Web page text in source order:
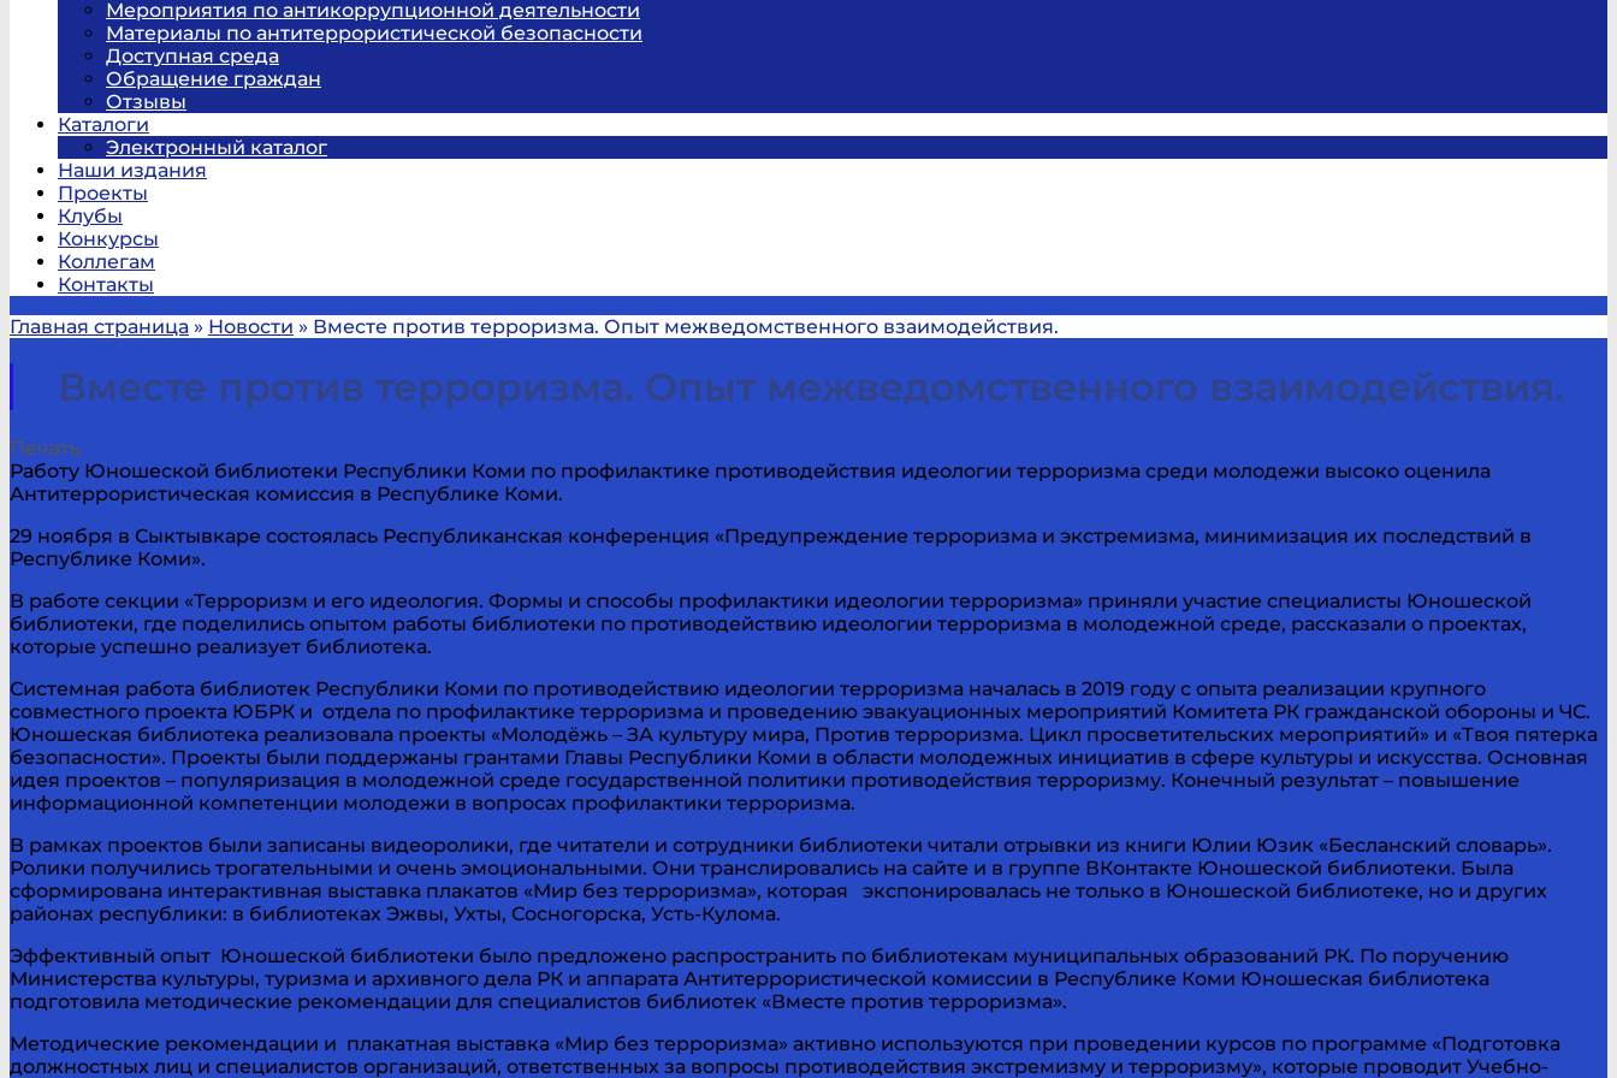
Мероприятия по антикоррупционной деятельности
Материалы по антитеррористической безопасности
Доступная среда
Обращение граждан
Отзывы
Каталоги
Электронный каталог
Наши издания
Проекты
Клубы
Конкурсы
Коллегам
Контакты
Главная страница » Новости » Вместе против терроризма. Опыт межведомственного взаимодействия.
Вместе против терроризма. Опыт межведомственного взаимодействия.
Печать
Работу Юношеской библиотеки Республики Коми по профилактике противодействия идеологии терроризма среди молодежи высоко оценила
Антитеррористическая комиссия в Республике Коми.
29 ноября в Сыктывкаре состоялась Республиканская конференция «Предупреждение терроризма и экстремизма, минимизация их последствий в
Республике Коми».
В работе секции «Терроризм и его идеология. Формы и способы профилактики идеологии терроризма» приняли участие специалисты Юношеской
библиотеки, где поделились опытом работы библиотеки по противодействию идеологии терроризма в молодежной среде, рассказали о проектах,
которые успешно реализует библиотека.
Системная работа библиотек Республики Коми по противодействию идеологии терроризма началась в 2019 году с опыта реализации крупного
совместного проекта ЮБРК и отдела по профилактике терроризма и проведению эвакуационных мероприятий Комитета РК гражданской обороны и ЧС.
Юношеская библиотека реализовала проекты «Молодёжь – ЗА культуру мира, Против терроризма. Цикл просветительских мероприятий» и «Твоя пятерка
безопасности». Проекты были поддержаны грантами Главы Республики Коми в области молодежных инициатив в сфере культуры и искусства. Основная
идея проектов – популяризация в молодежной среде государственной политики противодействия терроризму. Конечный результат – повышение
информационной компетенции молодежи в вопросах профилактики терроризма.
В рамках проектов были записаны видеоролики, где читатели и сотрудники библиотеки читали отрывки из книги Юлии Юзик «Бесланский словарь».
Ролики получились трогательными и очень эмоциональными. Они транслировались на сайте и в группе ВКонтакте Юношеской библиотеки. Была
сформирована интерактивная выставка плакатов «Мир без терроризма», которая экспонировалась не только в Юношеской библиотеке, но и других
районах республики: в библиотеках Эжвы, Ухты, Сосногорска, Усть-Кулома.
Эффективный опыт Юношеской библиотеки было предложено распространить по библиотекам муниципальных образований РК. По поручению
Министерства культуры, туризма и архивного дела РК и аппарата Антитеррористической комиссии в Республике Коми Юношеская библиотека
подготовила методические рекомендации для специалистов библиотек «Вместе против терроризма».
Методические рекомендации и плакатная выставка «Мир без терроризма» активно используются при проведении курсов по программе «Подготовка
должностных лиц и специалистов организаций, ответственных за вопросы противодействия экстремизму и терроризму», которые проводит Учебно-